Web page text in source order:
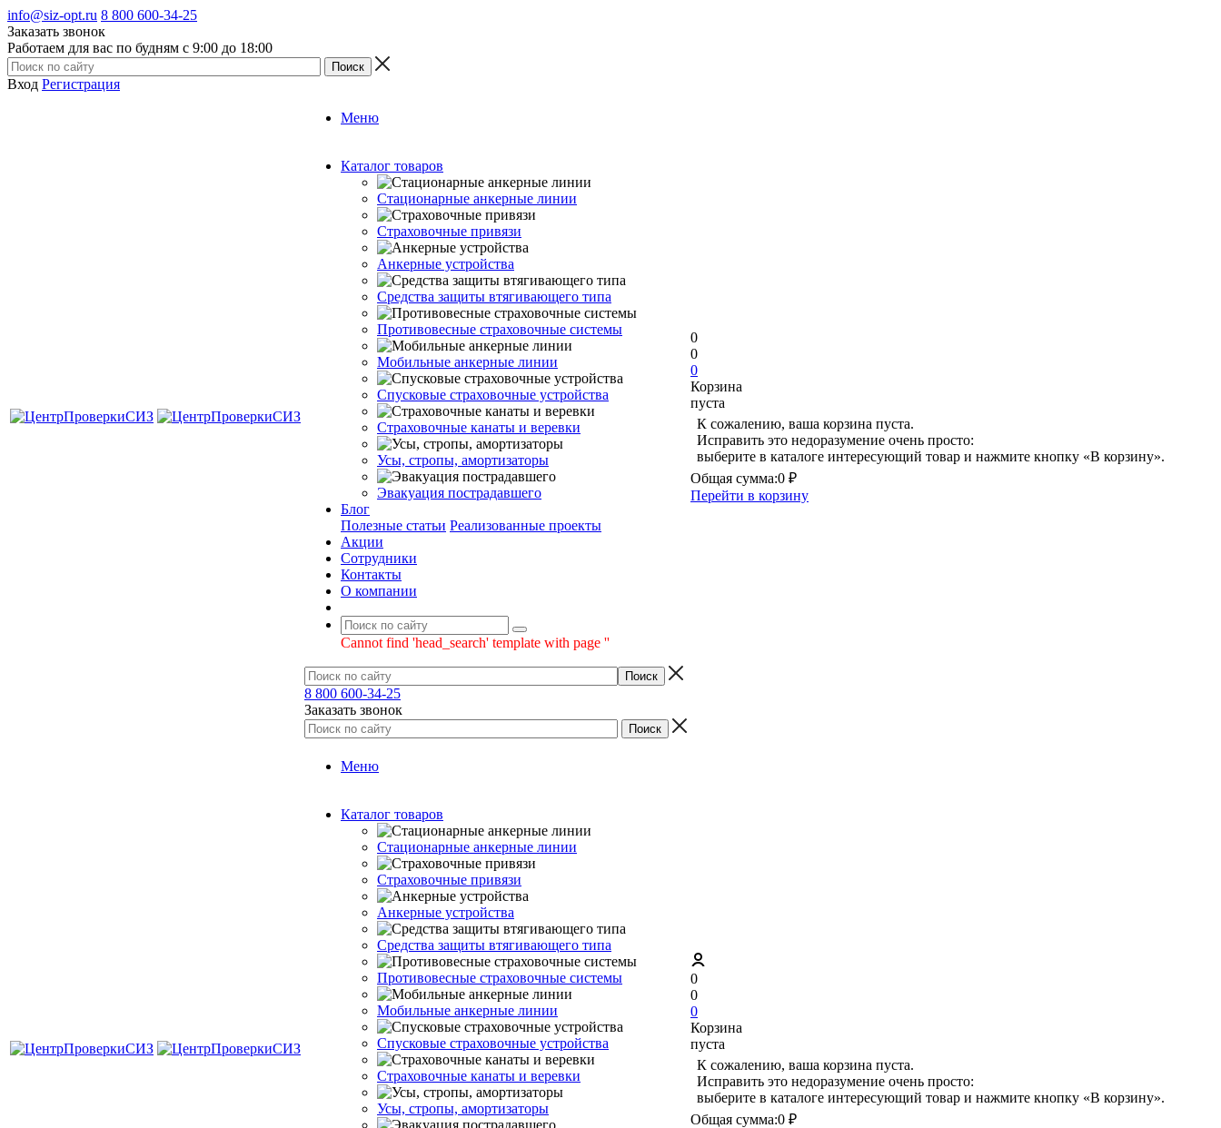
info@siz-opt.ru 8 800 600-34-25
Заказать звонок
Работаем для вас по будням с 9:00 до 18:00
Вход Регистрация
Меню
Каталог товаров
Стационарные анкерные линии
Страховочные привязи
Анкерные устройства
Средства защиты втягивающего типа
Противовесные страховочные системы
Мобильные анкерные линии
Спусковые страховочные устройства
Страховочные канаты и веревки
Усы, стропы, амортизаторы
Эвакуация пострадавшего
Блог
Полезные статьи Реализованные проекты
Акции
Сотрудники
Контакты
О компании
Cannot find 'head_search' template with page ''
8 800 600-34-25
Заказать звонок
0
0
0
Корзина
пуста
К сожалению, ваша корзина пуста.
Исправить это недоразумение очень просто:
выберите в каталоге интересующий товар и нажмите кнопку «В корзину».
Общая сумма:0 ₽
Перейти в корзину
Меню
Каталог товаров
Стационарные анкерные линии
Страховочные привязи
Анкерные устройства
Средства защиты втягивающего типа
Противовесные страховочные системы
Мобильные анкерные линии
Спусковые страховочные устройства
Страховочные канаты и веревки
Усы, стропы, амортизаторы
0
0
0
Корзина
пуста
К сожалению, ваша корзина пуста.
Исправить это недоразумение очень просто:
выберите в каталоге интересующий товар и нажмите кнопку «В корзину».
Общая сумма:0 ₽